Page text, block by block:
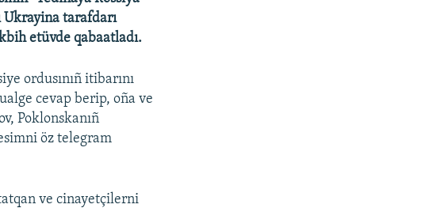
Ukrayina tarafdarı
etüvde qabaatladı.
ordusınıñ itibarını
cevap berip, oña ve
Poklonskanıñ
öz telegram
ve cinayetçilerni